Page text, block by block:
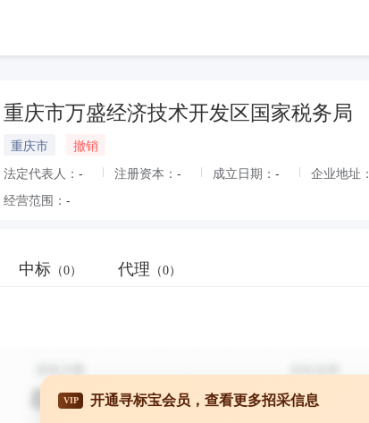
重庆市万盛经济技术开发区国家税务局
重庆市
撤销
法定代表人： - 注册资本： - 成立日期： - 企业地址：
经营范围： -
中标 （0） 代理 （0）
VIP 开通寻标宝会员，查看更多招采信息